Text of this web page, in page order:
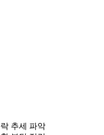
추세 파악